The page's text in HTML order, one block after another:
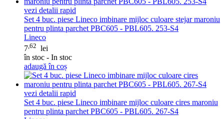
vezi detalii rapid
Set 4 buc. piese Lineco imbinare mijloc culoare stejar maroniu
pentru plinta parchet PBC605 - PBL605. 253-S4
Lineco
7 ,62 lei
în stoc - In stoc
adaugă în coș
vezi detalii rapid
Set 4 buc. piese Lineco imbinare mijloc culoare cires maroniu
pentru plinta parchet PBC605 - PBL605. 267-S4